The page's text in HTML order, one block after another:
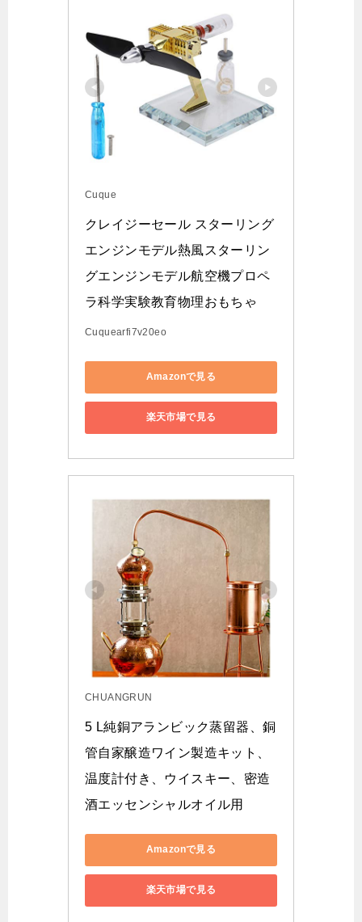
Cuque
クレイジーセール スターリング
エンジンモデル熱風スターリン
グエンジンモデル航空機プロペ
ラ科学実験教育物理おもちゃ
Cuquearfi7v20eo
Amazonで見る
楽天市場で見る
CHUANGRUN
5 L純銅アランビック蒸留器、銅
管自家醸造ワイン製造キット、
温度計付き、ウイスキー、密造
酒エッセンシャルオイル用
Amazonで見る
楽天市場で見る